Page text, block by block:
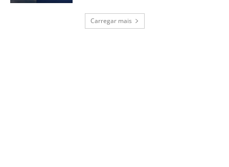
Carregar mais